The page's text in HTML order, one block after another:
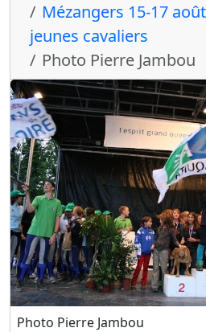
Mézangers 15-17
jeunes cavaliers
Photo Pierre Jambou
Photo Pierre Jambou